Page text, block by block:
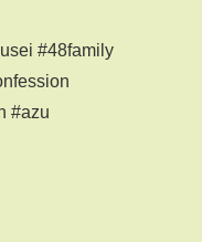
#48family
#azu